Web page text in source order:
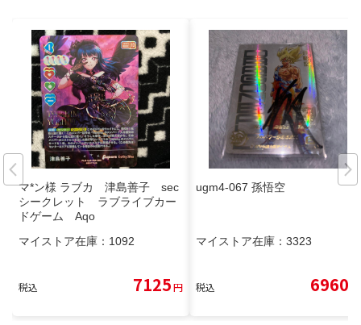
マ*ン様 ラブカ 津島善子 sec
シークレット ラブライブカー
ドゲーム Aqo
マイストア在庫： 1092
税込 7125円
ugm4-067 孫悟空
マイストア在庫： 3323
税込 6960